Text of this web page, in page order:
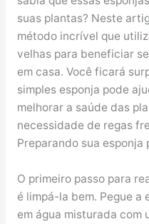
suas plantas? Neste
método incrível que
velhas para beneficiar
em casa. Você ficará
simples esponja pode
melhorar a saúde das
necessidade de regas
Preparando sua esponja
O primeiro passo para
é limpá-la bem. Pegue a
em água misturada com